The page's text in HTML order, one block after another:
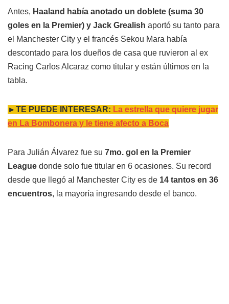
Antes, Haaland había anotado un doblete (suma 30
goles en la Premier) y Jack Grealish aportó su tanto para
el Manchester City y el francés Sekou Mara había
descontado para los dueños de casa que ruvieron al ex
Racing Carlos Alcaraz como titular y están últimos en la
tabla.
►TE PUEDE INTERESAR: La estrella que quiere jugar
en La Bombonera y le tiene afecto a Boca
Para Julián Álvarez fue su 7mo. gol en la Premier
League donde solo fue titular en 6 ocasiones. Su record
desde que llegó al Manchester City es de 14 tantos en 36
encuentros, la mayoría ingresando desde el banco.